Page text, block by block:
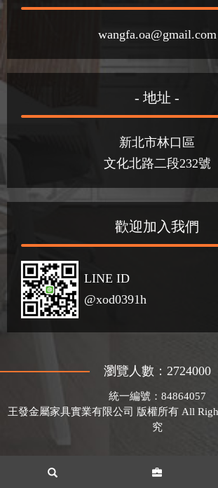
wangfa.oa@gmail.com
- 地址 -
新北市林口區
文化北路二段232號
歡迎加入我們
LINE ID
@xod0391h
瀏覽人數：2724000
統一編號：84864057
王發金屬家具實業有限公司 版權所有 All
究